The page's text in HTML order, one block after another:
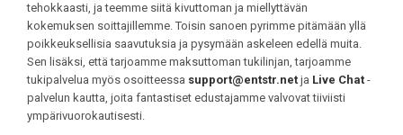
tehokkaasti, ja teemme siitä kivuttoman ja miellyttävän
kokemuksen soittajillemme. Toisin sanoen pyrimme pitämään yllä
poikkeuksellisia saavutuksia ja pysymään askeleen edellä muita.
Sen lisäksi, että tarjoamme maksuttoman tukilinjan, tarjoamme
tukipalvelua myös osoitteessa support@entstr.net ja Live Chat -
palvelun kautta, joita fantastiset edustajamme valvovat tiiviisti
ympärivuorokautisesti.